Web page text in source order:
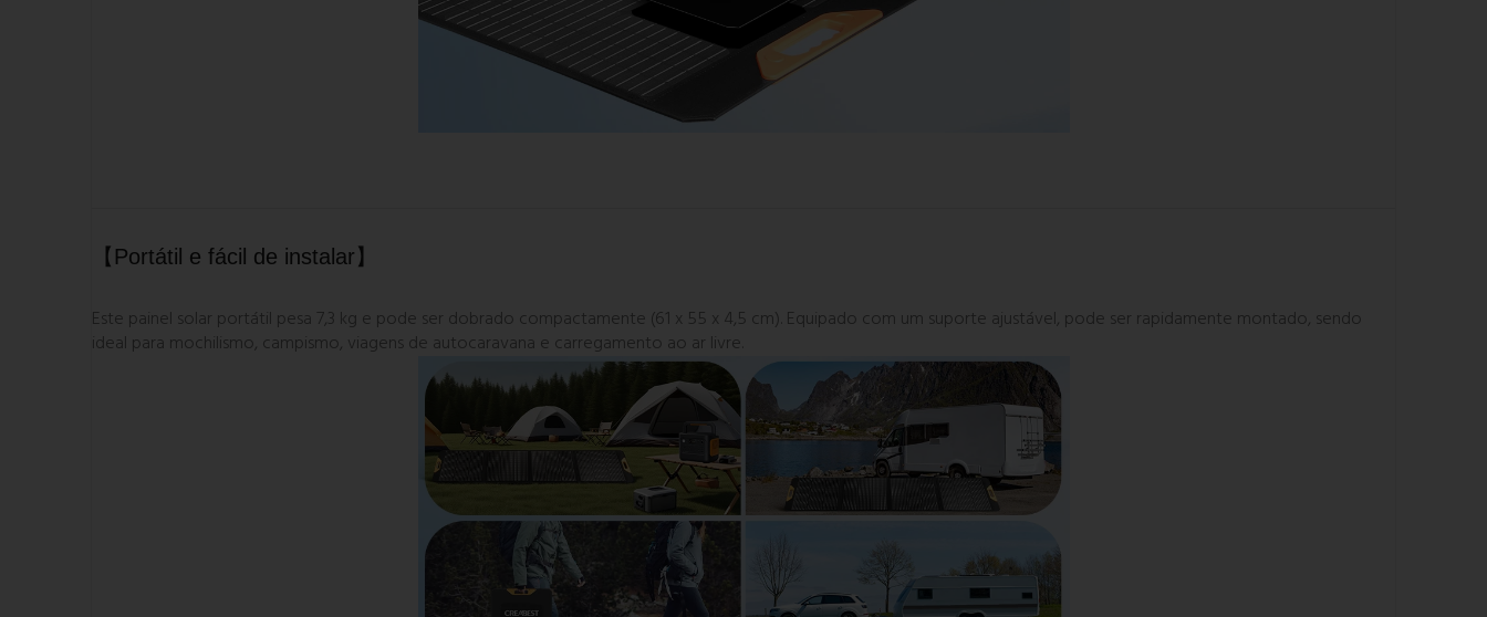
【Portátil e fácil de instalar】
Este painel solar portátil pesa 7,3 kg e pode ser dobrado compactamente (61 x 55 x 4,5 cm). Equipado com um suporte ajustável, pode ser rapidamente montado, sendo
ideal para mochilismo, campismo, viagens de autocaravana e carregamento ao ar livre.